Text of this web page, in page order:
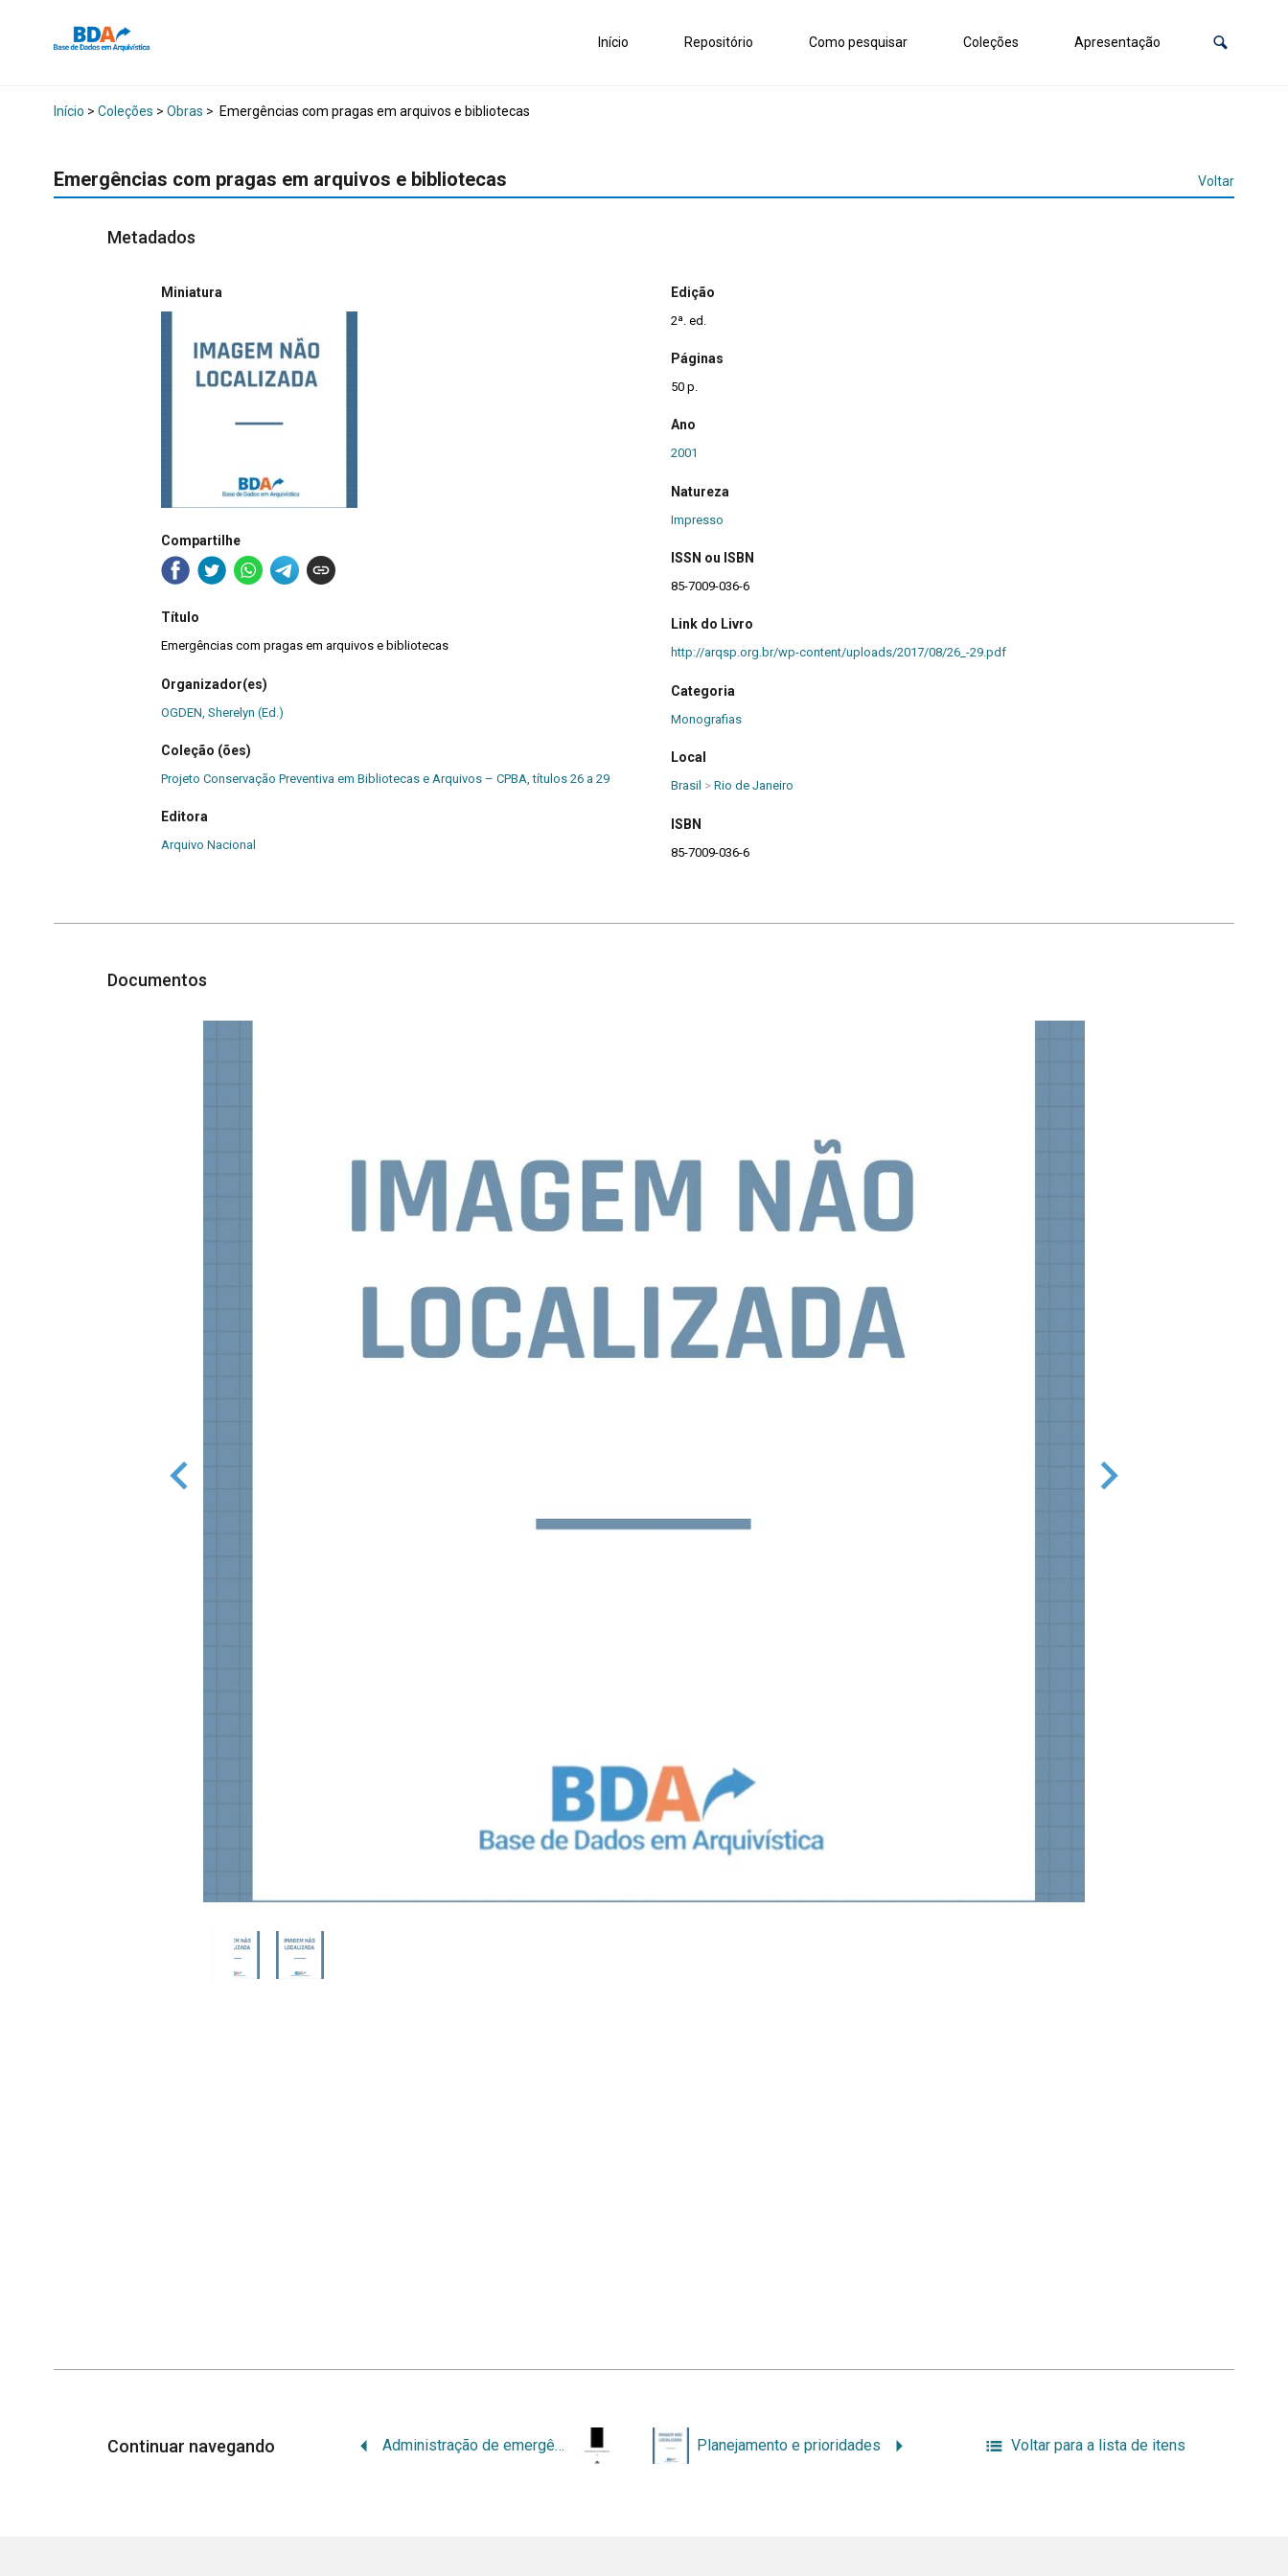
Início Repositório Como pesquisar Coleções Apresentação
Início > Coleções > Obras > Emergências com pragas em arquivos e bibliotecas
Emergências com pragas em arquivos e bibliotecas Voltar
Metadados
Miniatura
Compartilhe
Título
Emergências com pragas em arquivos e bibliotecas
Organizador(es)
OGDEN, Sherelyn (Ed.)
Coleção (ões)
Projeto Conservação Preventiva em Bibliotecas e Arquivos – CPBA, títulos 26 a 29
Editora
Arquivo Nacional
Edição
2ª. ed.
Páginas
50 p.
Ano
2001
Natureza
Impresso
ISSN ou ISBN
85-7009-036-6
Link do Livro
http://arqsp.org.br/wp-content/uploads/2017/08/26_-29.pdf
Categoria
Monografias
Local
Brasil > Rio de Janeiro
ISBN
85-7009-036-6
Documentos
Continuar navegando Administração de emergências Planejamento e prioridades Voltar para a lista de itens